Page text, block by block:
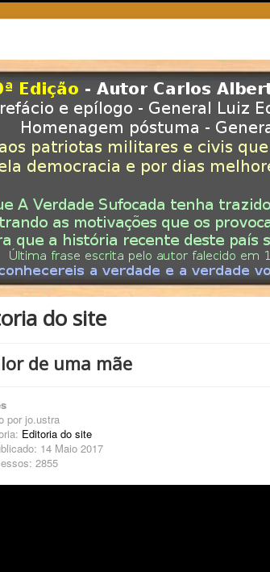
do site
de uma mãe
por jo.ustra
Editoria do site
14 Maio 2017
2855